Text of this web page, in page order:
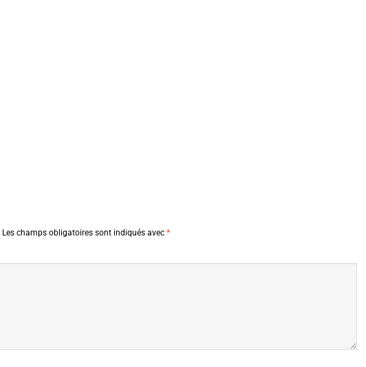
Les champs obligatoires sont indiqués avec *